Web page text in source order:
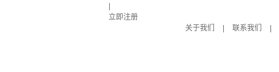
立即注册
关于我们
联系我们